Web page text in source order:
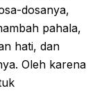
dosanya,
pahala,
hati, dan
Oleh karena